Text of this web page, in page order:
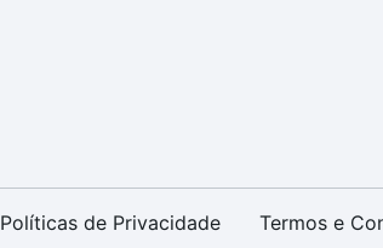
Políticas de Privacidade Termos e